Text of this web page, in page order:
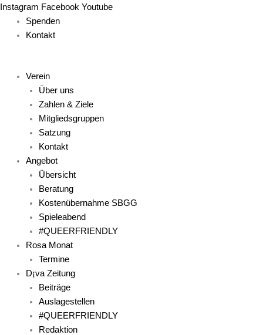
Zum
Inhalt
springen
Instagram Facebook Youtube
Main
Menu
Spenden
Kontakt
Main
Menu
Verein
Über uns
Zahlen & Ziele
Mitgliedsgruppen
Satzung
Kontakt
Angebot
Übersicht
Beratung
Kostenübernahme SBGG
Spieleabend
#QUEERFRIENDLY
Rosa Monat
Termine
D¡va Zeitung
Beiträge
Auslagestellen
#QUEERFRIENDLY
Redaktion
Main
Menu
Main
Menu
Main
Menu